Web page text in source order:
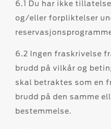
6.1 Du har ikke
og/eller forpliktelser
6.2 Ingen fraskrivelse
brudd på vilkår og
skal betraktes som en
brudd på den samme
bestemmelse.